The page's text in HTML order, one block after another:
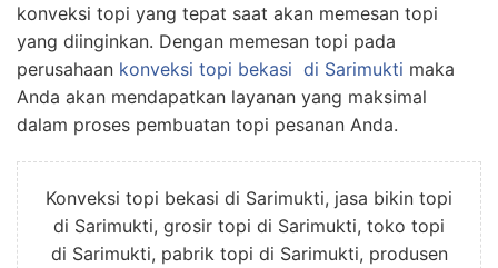
konveksi topi yang tepat saat akan memesan topi
yang diinginkan. Dengan memesan topi pada
perusahaan konveksi topi bekasi di Sarimukti maka
Anda akan mendapatkan layanan yang maksimal
dalam proses pembuatan topi pesanan Anda.
Konveksi topi bekasi di Sarimukti, jasa bikin topi
di Sarimukti, grosir topi di Sarimukti, toko topi
di Sarimukti, pabrik topi di Sarimukti, produsen